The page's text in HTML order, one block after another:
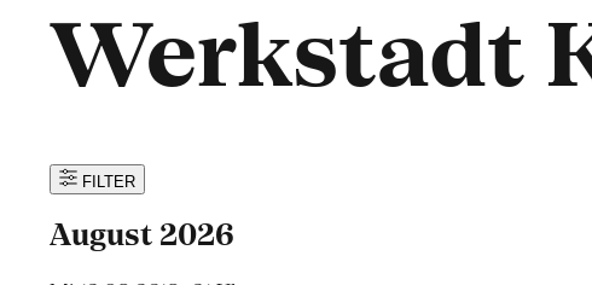
Werkstadt
FILTER
August 2026